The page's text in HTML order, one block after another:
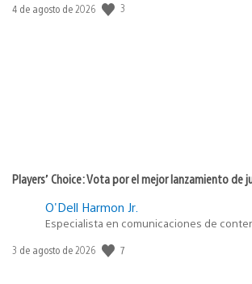
Fecha
4 de agosto de 2026 3
Players’ Choice: Vota por el mejor lanzamiento de
O'Dell Harmon Jr.
Especialista en comunicaciones de
Fecha
3 de agosto de 2026 7